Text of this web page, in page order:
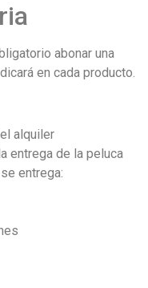
abonar una
en cada producto.
alquiler
entrega de la peluca
entrega: